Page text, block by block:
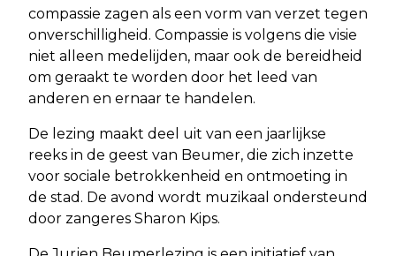
compassie zagen als een vorm van verzet tegen
onverschilligheid. Compassie is volgens die visie
niet alleen medelijden, maar ook de bereidheid
om geraakt te worden door het leed van
anderen en ernaar te handelen.
De lezing maakt deel uit van een jaarlijkse
reeks in de geest van Beumer, die zich inzette
voor sociale betrokkenheid en ontmoeting in
de stad. De avond wordt muzikaal ondersteund
door zangeres Sharon Kips.